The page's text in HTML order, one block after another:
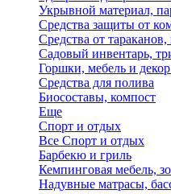
Укрывной материал,
Средства защиты от
Средства от
Садовый инвентарь,
Горшки, мебель и декор
Средства для полива
Биосоставы, компост
Еще
Спорт и отдых
Все Спорт и отдых
Барбекю и гриль
Кемпинговая мебель,
Надувные матрасы,